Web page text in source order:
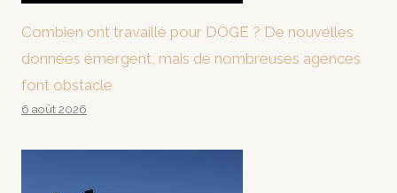
Combien ont travaillé pour DOGE ? De nouvelles
données émergent, mais de nombreuses agences
font obstacle
6 août 2026